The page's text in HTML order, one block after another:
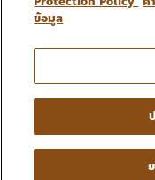
Copyright ©
Projects
• Terms
ข้อมูล